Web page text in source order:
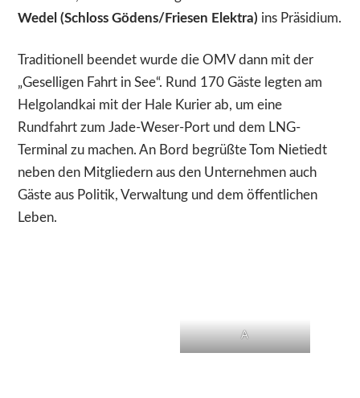
Wedel (Schloss Gödens/Friesen Elektra) ins Präsidium.
Traditionell beendet wurde die OMV dann mit der
„Geselligen Fahrt in See“. Rund 170 Gäste legten am
Helgolandkai mit der Hale Kurier ab, um eine
Rundfahrt zum Jade-Weser-Port und dem LNG-
Terminal zu machen. An Bord begrüßte Tom Nietiedt
neben den Mitgliedern aus den Unternehmen auch
Gäste aus Politik, Verwaltung und dem öffentlichen
Leben.
A